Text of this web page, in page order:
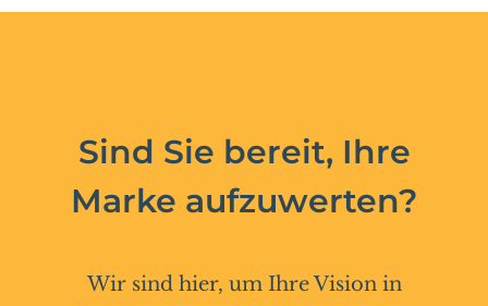
Sind Sie bereit, Ihre
Marke aufzuwerten?
Wir sind hier, um Ihre Vision in